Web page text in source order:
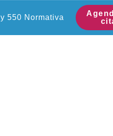
550 Normativa